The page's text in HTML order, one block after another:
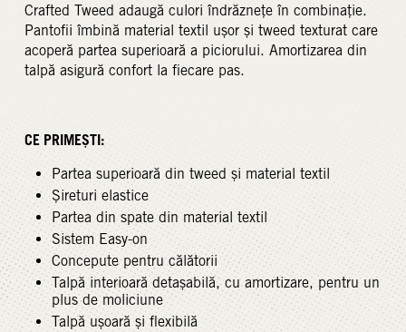
Crafted Tweed adaugă culori îndrăznețe în combinație.
Pantofii îmbină material textil ușor și tweed texturat care
acoperă partea superioară a piciorului. Amortizarea din
talpă asigură confort la fiecare pas.
CE PRIMEȘTI:
Partea superioară din tweed și material textil
Șireturi elastice
Partea din spate din material textil
Sistem Easy-on
Concepute pentru călătorii
Talpă interioară detașabilă, cu amortizare, pentru un
plus de moliciune
Talpă ușoară și flexibilă